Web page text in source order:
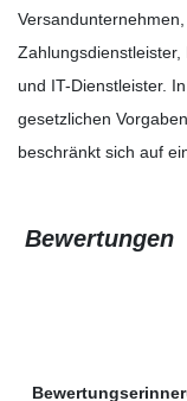
und IT-Dienstleister.
gesetzlichen
beschränkt sich auf